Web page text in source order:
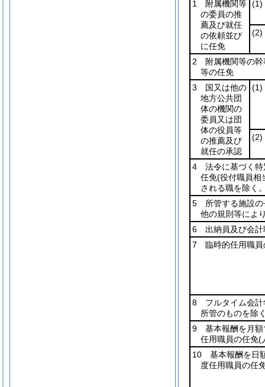
1 附属機関等
の委員の推
薦及び就任
の依頼並び
に任免
(1)
(2)
2 附属機関等の幹
等の任免
3 国又は他の
地方公共団
体の機関の
委員又は団
体の役員等
の推薦及び
就任の承認
(1)
(2)
4 法令に基づく特
任免(役付職員相
される職を除く
5 所管する施設の
他の規則等によ
6 出納員及び会計
7 臨時的任用職員
8 フルタイム会計
所管のものを除
9 基本報酬を月額
任用職員の任免(
10 基本報酬を日
度任用職員の任